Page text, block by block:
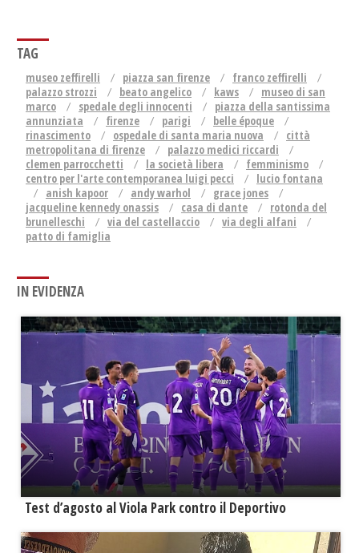
TAG
museo zeffirelli piazza san firenze
franco zeffirelli
palazzo strozzi
beato angelico kaws
museo di san
marco
spedale degli innocenti
piazza della santissima
annunziata
firenze parigi
belle époque
rinascimento
ospedale di santa maria nuova
città
metropolitana di firenze
palazzo medici riccardi
clemen parrocchetti
la società libera
femminismo
centro per l'arte contemporanea luigi pecci
lucio fontana
anish kapoor
andy warhol
grace jones
jacqueline kennedy onassis
casa di dante
rotonda del
brunelleschi
via del castellaccio
via degli alfani
patto di famiglia
IN EVIDENZA
Test d’agosto al Viola Park contro il Deportivo